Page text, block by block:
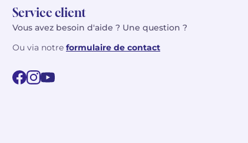
Service client
Vous avez besoin d'aide ? Une question ?
Ou via notre formulaire de contact